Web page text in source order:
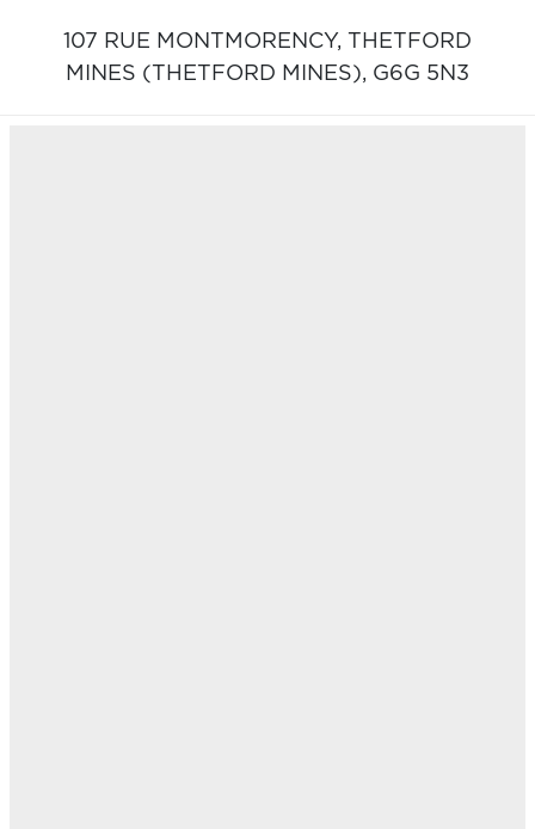
107 RUE MONTMORENCY, THETFORD
MINES (THETFORD MINES), G6G 5N3